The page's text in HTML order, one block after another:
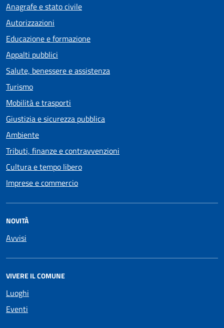
Anagrafe e stato civile
Autorizzazioni
Educazione e formazione
Appalti pubblici
Salute, benessere e assistenza
Turismo
Mobilità e trasporti
Giustizia e sicurezza pubblica
Ambiente
Tributi, finanze e contravvenzioni
Cultura e tempo libero
Imprese e commercio
NOVITÀ
Avvisi
VIVERE IL COMUNE
Luoghi
Eventi